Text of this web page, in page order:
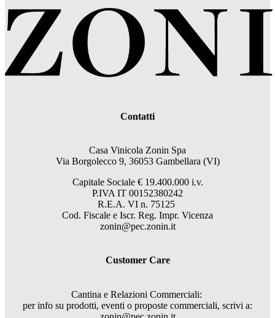
Contatti
Casa Vinicola Zonin Spa
Via Borgolecco 9, 36053 Gambellara (VI)
Capitale Sociale € 19.400.000 i.v.
P.IVA IT 00152380242
R.E.A. VI n. 75125
Cod. Fiscale e Iscr. Reg. Impr. Vicenza
zonin@pec.zonin.it
Customer Care
Cantina e Relazioni Commerciali:
per info su prodotti, eventi o proposte commerciali, scrivi a: